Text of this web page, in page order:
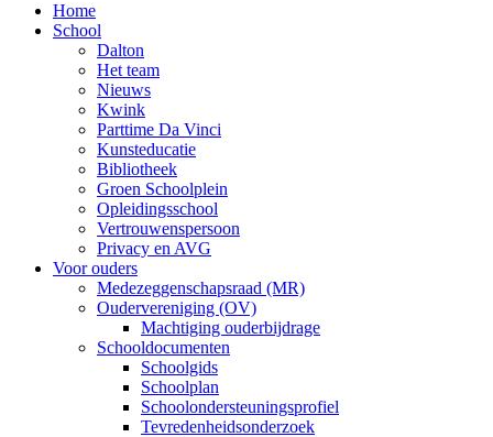
Home
School
Dalton
Het team
Nieuws
Kwink
Parttime Da Vinci
Kunsteducatie
Bibliotheek
Groen Schoolplein
Opleidingsschool
Vertrouwenspersoon
Privacy en AVG
Voor ouders
Medezeggenschapsraad (MR)
Oudervereniging (OV)
Machtiging ouderbijdrage
Schooldocumenten
Schoolgids
Schoolplan
Schoolondersteuningsprofiel
Tevredenheidsonderzoek